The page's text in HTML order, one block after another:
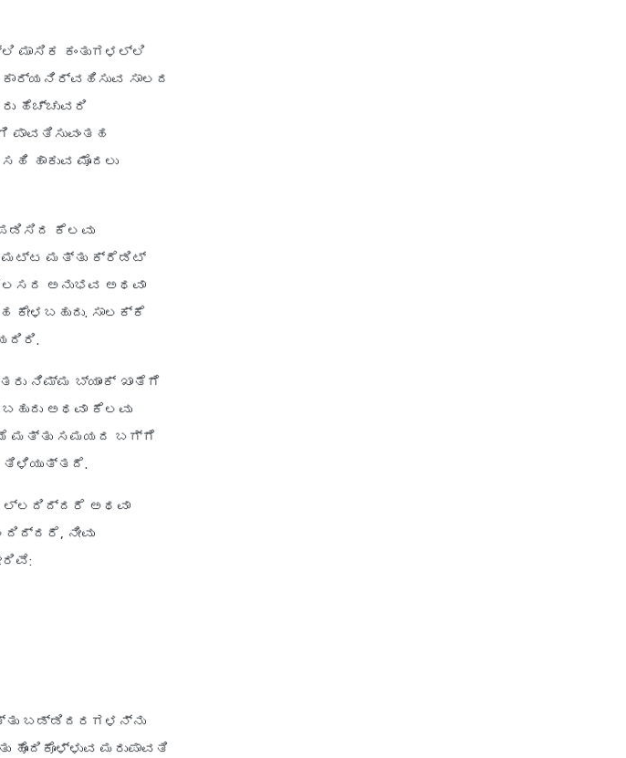
ಮಾಸಿಕ ಕಂತುಗಳಲ್ಲಿ
ಸಾಲದ
ಹೆಚ್ಚುವರಿ
ಪಾವತಿಸುವಂತಹ
ಹಾಕುವ ಮೊದಲು
ಕೆಲವು
ಮಟ್ಟ ಮತ್ತು ಕ್ರೆಡಿಟ್
ಅನುಭವ ಅಥವಾ
ಸಾಲಕ್ಕೆ
ನಿಮ್ಮ ಬ್ಯಾಂಕ್ ಖಾತೆಗೆ
ಅಥವಾ ಕೆಲವು
ಮತ್ತು ಸಮಯದ ಬಗ್ಗೆ
ತಿಳಿಯುತ್ತದೆ.
ಅಥವಾ
ನೀವು
ಬಡ್ಡಿದರಗಳನ್ನು
ಮರುಪಾವತಿ